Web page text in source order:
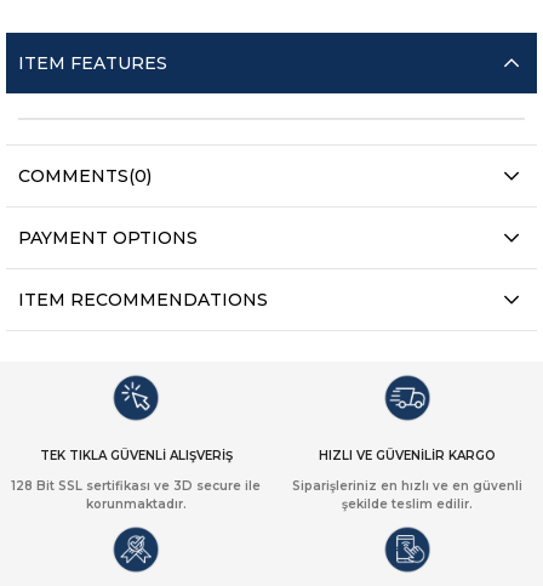
ITEM FEATURES
COMMENTS(0)
PAYMENT OPTIONS
ITEM RECOMMENDATIONS
TEK TIKLA GÜVENLİ ALIŞVERİŞ
128 Bit SSL sertifikası ve 3D secure ile
korunmaktadır.
HIZLI VE GÜVENİLİR KARGO
Siparişleriniz en hızlı ve en güvenli
şekilde teslim edilir.